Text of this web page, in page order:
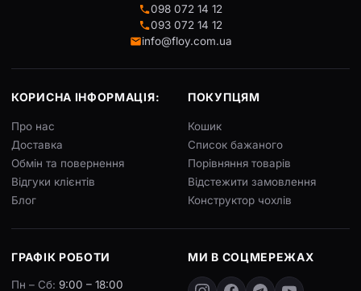
098 072 14 12
093 072 14 12
info@floy.com.ua
КОРИСНА ІНФОРМАЦІЯ:
Про нас
Доставка
Обмін та повернення
Відгуки клієнтів
Блог
ПОКУПЦЯМ
Кошик
Список бажаного
Порівняння товарів
Відстежити замовлення
Конструктор чохлів
ГРАФІК РОБОТИ
Пн – Сб: 9:00 – 18:00
МИ В СОЦМЕРЕЖАХ